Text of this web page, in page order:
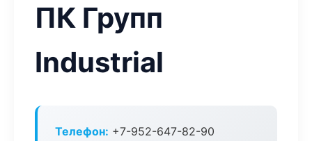
ПК Групп
Industrial
Телефон: +7-952-647-82-90